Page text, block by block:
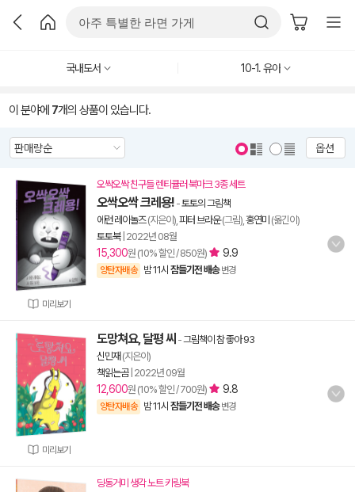
국내도서 10-1. 유아
이 분야에 7개의 상품이 있습니다.
옵션
미리보기
오싹오싹 친구들 렌티큘러 북마크 3종 세트
오싹오싹 크레용! -토토의 그림책
에런 레이놀즈(지은이), 피터 브라운(그림), 홍연미 (옮긴이)
토토북| 2022년 08월
15,300원 (10% 할인 / 850원) 9.9
양탄자배송 밤 11시 잠들기전 배송 변경
미리보기
도망쳐요, 달평 씨 -그림책이 참 좋아 93
신민재 (지은이)
책읽는곰| 2022년 09월
12,600원 (10% 할인 / 700원) 9.8
양탄자배송 밤 11시 잠들기전 배송 변경
딩동거미 생각 노트 키링북